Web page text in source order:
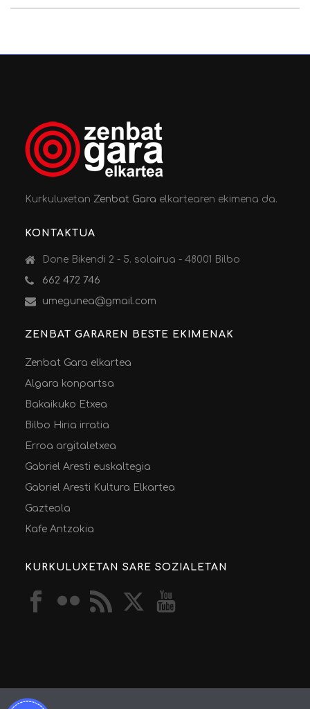
Kurkuluxetan Zenbat Gara elkartearen ekimena da.
KONTAKTUA
Done Bikendi 2 - 5. solairua - 48001 Bilbo
662 472 746
umegunea@gmail.com
ZENBAT GARAREN BESTE EKIMENAK
Zenbat Gara elkartea
Algara konpartsa
Bakaikuko Etxea
Bilbo Hiria irratia
Erroa argitaletxea
Gabriel Aresti euskaltegia
Gabriel Aresti Kultura Elkartea
Gazteola
Kafe Antzokia
KURKULUXETAN SARE SOZIALETAN